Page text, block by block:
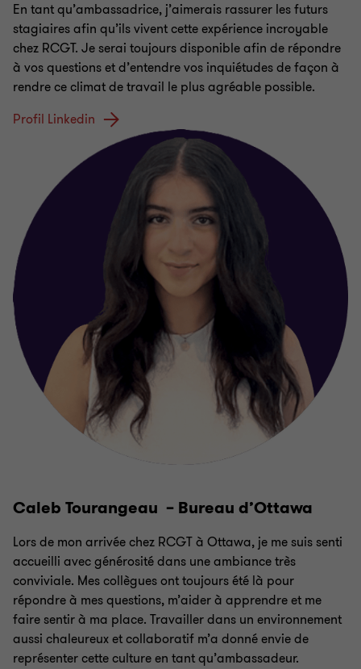
En tant qu’ambassadrice, j’aimerais rassurer les futurs
stagiaires afin qu’ils vivent cette expérience incroyable
chez RCGT. Je serai toujours disponible afin de répondre
à vos questions et d’entendre vos inquiétudes de façon à
rendre ce climat de travail le plus agréable possible.
Profil Linkedin
Caleb Tourangeau – Bureau d’Ottawa
Lors de mon arrivée chez RCGT à Ottawa, je me suis senti
accueilli avec générosité dans une ambiance très
conviviale. Mes collègues ont toujours été là pour
répondre à mes questions, m’aider à apprendre et me
faire sentir à ma place. Travailler dans un environnement
aussi chaleureux et collaboratif m’a donné envie de
représenter cette culture en tant qu’ambassadeur.